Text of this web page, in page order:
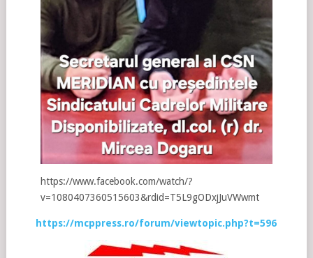
https://www.facebook.com/watch/?
v=1080407360515603&rdid=T5L9gODxjJuVWwmt
https://mcppress.ro/forum/viewtopic.php?t=596